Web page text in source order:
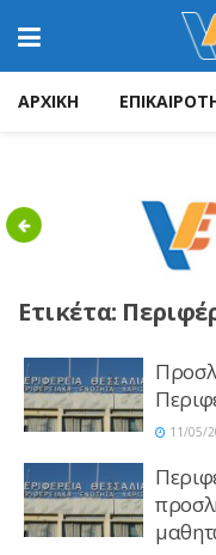
ΑΡΧΙΚΗ
Previous
Ετικέτα:
11/05/